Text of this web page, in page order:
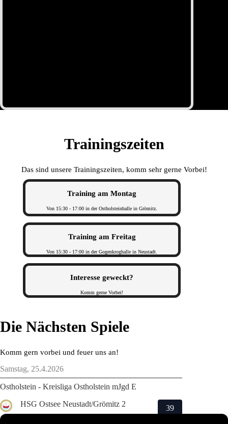
Trainingszeiten
Das sind unsere Trainingszeiten, komm sehr gerne Vorbei!
Training am Montag
Von 15:30 - 17:00 in der Ostholsteinhalle in Grömitz.
Training am Freitag
Von 15:30 - 17:00 in der Gogenkroghalle in Neustadt.
Interesse geweckt?
Komm gerne Vorbei!
Die Nächsten Spiele
Komm gern vorbei und feuer uns an!
Samstag, 25.4.2026
Ostholstein - Kreisliga Ostholstein mJgd E
HSG Ostsee Neustadt/Grömitz 2
39